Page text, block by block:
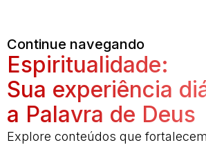
Continue navegando
Espiritualidade:
Sua experiência
a Palavra de Deus
Explore conteúdos que